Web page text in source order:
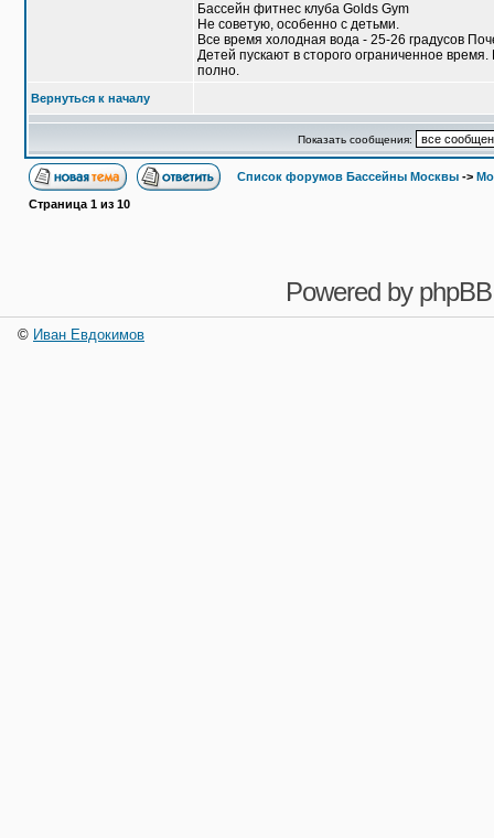
Бассейн фитнес клуба Golds Gym
Не советую, особенно с детьми.
Все время холодная вода - 25-26 градусов
Детей пускают в сторого ограниченное
полно.
Вернуться к началу
Показать сообщения:
Список форумов Бассейны Москвы ->
Страница 1 из 10
Powered by phpBB
© Иван Евдокимов